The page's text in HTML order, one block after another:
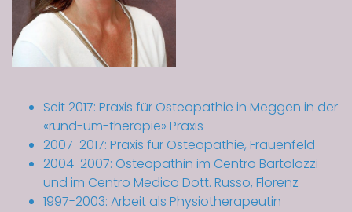
Seit 2017: Praxis für Osteopathie in Meggen in der
«rund-um-therapie» Praxis
2007-2017: Praxis für Osteopathie, Frauenfeld
2004-2007: Osteopathin im Centro Bartolozzi
und im Centro Medico Dott. Russo, Florenz
1997-2003: Arbeit als Physiotherapeutin